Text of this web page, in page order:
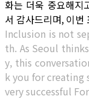
화는 더욱 중요해지
서 감사드리며, 이번
Inclusion is not
th. As Seoul
y, this
k you for creating
very successful